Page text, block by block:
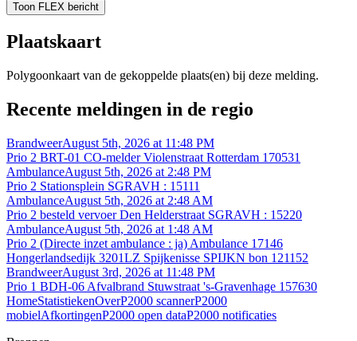
Toon FLEX bericht
Plaatskaart
Polygoonkaart van de gekoppelde plaats(en) bij deze melding.
Recente meldingen in de regio
BrandweerAugust 5th, 2026 at 11:48 PM
Prio 2 BRT-01 CO-melder Violenstraat Rotterdam 170531
AmbulanceAugust 5th, 2026 at 2:48 PM
Prio 2 Stationsplein SGRAVH : 15111
AmbulanceAugust 5th, 2026 at 2:48 AM
Prio 2 besteld vervoer Den Helderstraat SGRAVH : 15220
AmbulanceAugust 5th, 2026 at 1:48 AM
Prio 2 (Directe inzet ambulance : ja) Ambulance 17146
Hongerlandsedijk 3201LZ Spijkenisse SPIJKN bon 121152
BrandweerAugust 3rd, 2026 at 11:48 PM
Prio 1 BDH-06 Afvalbrand Stuwstraat 's-Gravenhage 157630
HomeStatistiekenOverP2000 scannerP2000
mobielAfkortingenP2000 open dataP2000 notificaties